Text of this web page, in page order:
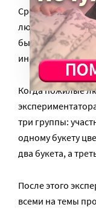
Среди
люди, которым за
были разосланы
информацией.
Когда пожилые
три группы:
одному букету
два букета, а
После этого
всеми на темы